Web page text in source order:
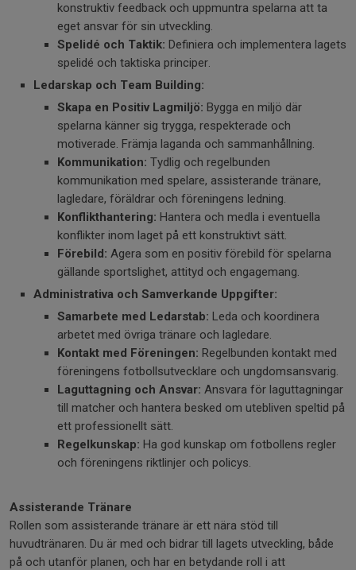
konstruktiv feedback och uppmuntra spelarna att ta
eget ansvar för sin utveckling.
Spelidé och Taktik: Definiera och implementera lagets
spelidé och taktiska principer.
Ledarskap och Team Building:
Skapa en Positiv Lagmiljö: Bygga en miljö där
spelarna känner sig trygga, respekterade och
motiverade. Främja laganda och sammanhållning.
Kommunikation: Tydlig och regelbunden
kommunikation med spelare, assisterande tränare,
lagledare, föräldrar och föreningens ledning.
Konflikthantering: Hantera och medla i eventuella
konflikter inom laget på ett konstruktivt sätt.
Förebild: Agera som en positiv förebild för spelarna
gällande sportslighet, attityd och engagemang.
Administrativa och Samverkande Uppgifter:
Samarbete med Ledarstab: Leda och koordinera
arbetet med övriga tränare och lagledare.
Kontakt med Föreningen: Regelbunden kontakt med
föreningens fotbollsutvecklare och ungdomsansvarig.
Laguttagning och Ansvar: Ansvara för laguttagningar
till matcher och hantera besked om utebliven speltid på
ett professionellt sätt.
Regelkunskap: Ha god kunskap om fotbollens regler
och föreningens riktlinjer och policys.
Assisterande Tränare
Rollen som assisterande tränare är ett nära stöd till
huvudtränaren. Du är med och bidrar till lagets utveckling, både
på och utanför planen, och har en betydande roll i att